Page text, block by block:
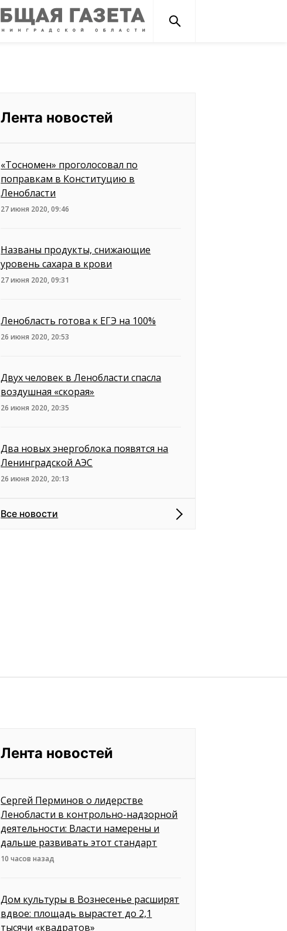
Лента новостей
«Тосномен» проголосовал по
поправкам в Конституцию в
Ленобласти
27 июня 2020, 09:46
Названы продукты, снижающие
уровень сахара в крови
27 июня 2020, 09:31
Ленобласть готова к ЕГЭ на 100%
26 июня 2020, 20:53
Двух человек в Ленобласти спасла
воздушная «скорая»
26 июня 2020, 20:35
Два новых энергоблока появятся на
Ленинградской АЭС
26 июня 2020, 20:13
Все новости
Лента новостей
Сергей Перминов о лидерстве
Ленобласти в контрольно-надзорной
деятельности: Власти намерены и
дальше развивать этот стандарт
10 часов назад
Дом культуры в Вознесенье расширят
вдвое: площадь вырастет до 2,1
тысячи «квадратов»